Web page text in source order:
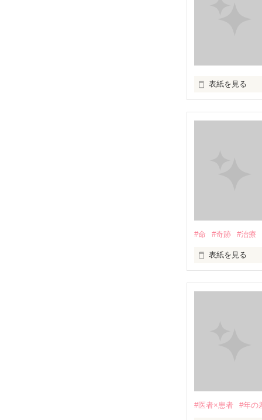
表紙を見る
#命 #奇跡 #治療
表紙を見る
#医者×患者 #年の